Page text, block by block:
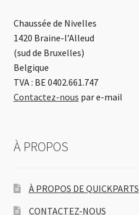
Chaussée de Nivelles
1420 Braine-l’Alleud
(sud de Bruxelles)
Belgique
TVA : BE 0402.661.747
Contactez-nous par e-mail
À PROPOS
À PROPOS DE QUICKPARTS
CONTACTEZ-NOUS